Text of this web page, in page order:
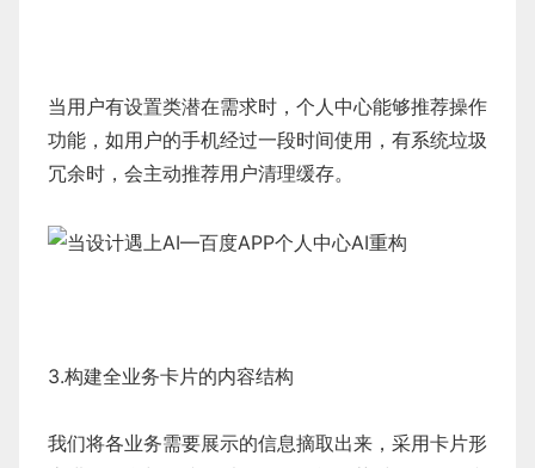
当用户有设置类潜在需求时，个人中心能够推荐操作
功能，如用户的手机经过一段时间使用，有系统垃圾
冗余时，会主动推荐用户清理缓存。
3.构建全业务卡片的内容结构
我们将各业务需要展示的信息摘取出来，采用卡片形